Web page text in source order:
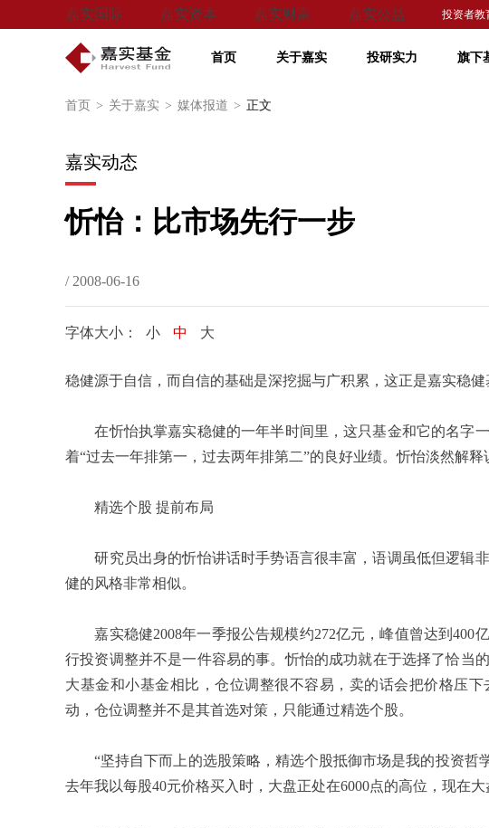
嘉实国际 嘉实资本 嘉实财富 嘉实公益 投资者教
首页 关于嘉实 投研实力 旗下
首页 > 关于嘉实 > 媒体报道 > 正文
嘉实动态
忻怡：比市场先行一步
/ 2008-06-16
字体大小： 小 中 大
稳健源于自信，而自信的基础是深挖掘与广积累，这正是嘉实稳健
在忻怡执掌嘉实稳健的一年半时间里，这只基金和它的名字
着“过去一年排第一，过去两年排第二”的良好业绩。忻怡淡然解
精选个股 提前布局
研究员出身的忻怡讲话时手势语言很丰富，语调虽低但逻辑
健的风格非常相似。
嘉实稳健2008年一季报公告规模约272亿元，峰值曾达到400
行投资调整并不是一件容易的事。忻怡的成功就在于选择了恰当
大基金和小基金相比，仓位调整很不容易，卖的话会把价格压
动，仓位调整并不是其首选对策，只能通过精选个股。
“坚持自下而上的选股策略，精选个股抵御市场是我的投资哲学
去年我以每股40元价格买入时，大盘正处在6000点的高位，现在